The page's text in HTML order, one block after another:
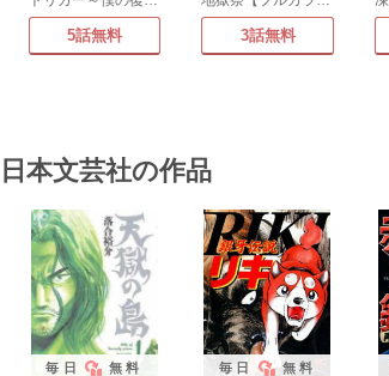
5話無料 3話無料
日本文芸社の作品
毎日 無料 毎日 無料